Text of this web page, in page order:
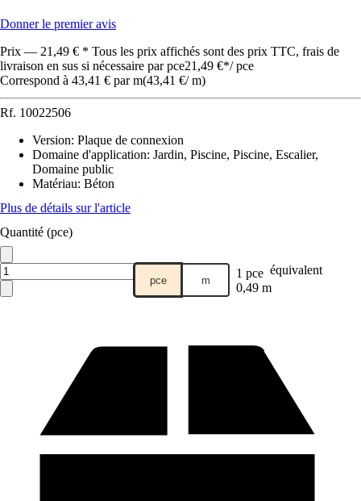
Donner le premier avis
Prix — 21,49 € * Tous les prix affichés sont des prix TTC, frais de
livraison en sus si nécessaire par pce21,49 €*/ pce
Correspond à 43,41 € par m(43,41 €/ m)
Rf. 10022506
Version: Plaque de connexion
Domaine d'application: Jardin, Piscine, Piscine, Escalier,
Domaine public
Matériau: Béton
Plus de détails sur l'article
Quantité (pce)
pce m 1 pce équivalent
0,49 m